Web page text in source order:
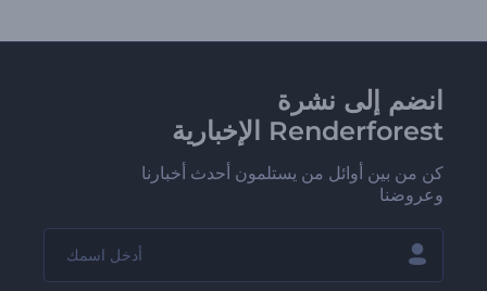
انضم إلى نشرة
Renderforest الإخبارية
كن من بين أوائل من يستلمون أحدث أخبارنا
وعروضنا